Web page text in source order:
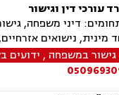
עורכי דין וגישור
דיני משפחה,
מינית, נישואים
גישור במשפחה , ידועים